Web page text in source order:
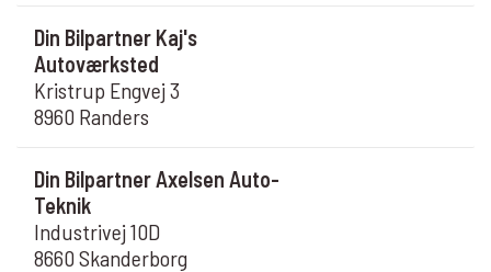
Din Bilpartner Kaj's
Autoværksted
Kristrup Engvej 3
8960 Randers
Din Bilpartner Axelsen Auto-
Teknik
Industrivej 10D
8660 Skanderborg